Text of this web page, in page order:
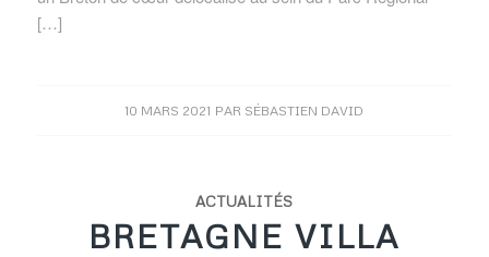
[…]
10 MARS 2021 PAR SÉBASTIEN DAVID
ACTUALITÉS
BRETAGNE VILLA